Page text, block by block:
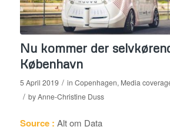
Nu kommer der
København
5 April 2019 / in Copenhagen, Media
/ byAnne-Christine Duss
Source : Alt om Data